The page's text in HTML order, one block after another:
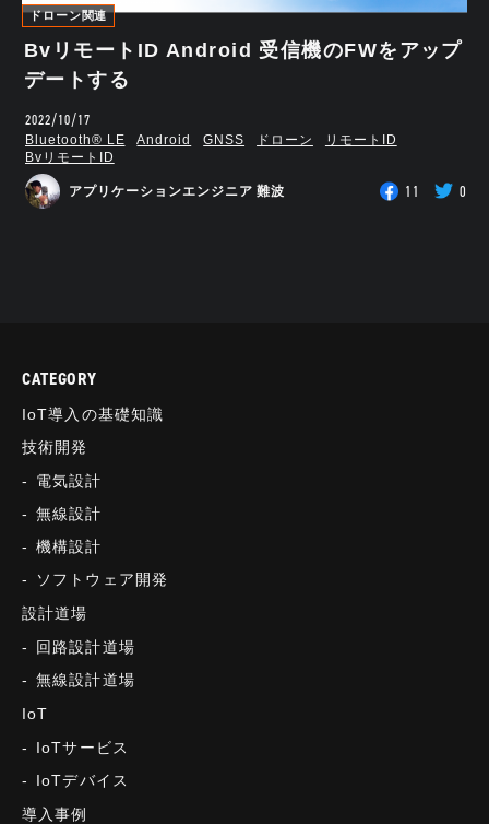
ドローン関連
BvリモートID Android 受信機のFWをアップ
デートする
2022/10/17
Bluetooth®︎ LE Android GNSS ドローン
リモートID
BvリモートID
アプリケーションエンジニア 難波 11 0
CATEGORY
IoT導入の基礎知識
技術開発
電気設計
無線設計
機構設計
ソフトウェア開発
設計道場
回路設計道場
無線設計道場
IoT
IoTサービス
IoTデバイス
導入事例